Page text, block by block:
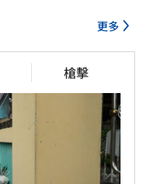
更多
槍擊